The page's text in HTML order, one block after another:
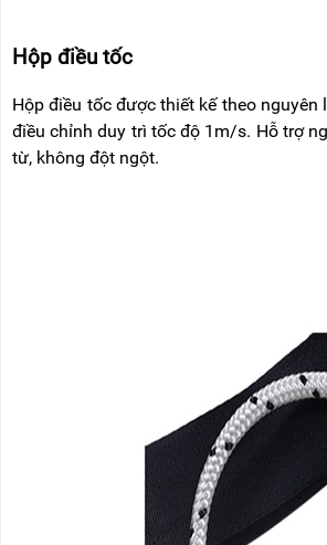
Hộp điều tốc
Hộp điều tốc được thiết kế theo
điều chỉnh duy trì tốc độ 1m/s. Hỗ trợ
từ, không đột ngột.